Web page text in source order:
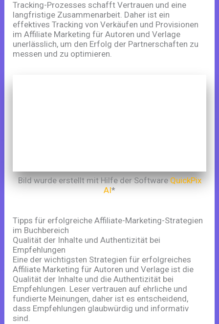
Tracking-Prozesses schafft Vertrauen und eine
langfristige Zusammenarbeit. Daher ist ein
effektives Tracking von Verkäufen und Provisionen
im Affiliate Marketing für Autoren und Verlage
unerlässlich, um den Erfolg der Partnerschaften zu
messen und zu optimieren.
Bild wurde erstellt mit Hilfe der SoftwareQuickPix
AI*
Tipps für erfolgreiche Affiliate-Marketing-Strategien
im Buchbereich
Qualität der Inhalte und Authentizität bei
Empfehlungen
Eine der wichtigsten Strategien für erfolgreiches
Affiliate Marketing für Autoren und Verlage ist die
Qualität der Inhalte und die Authentizität bei
Empfehlungen. Leser vertrauen auf ehrliche und
fundierte Meinungen, daher ist es entscheidend,
dass Empfehlungen glaubwürdig und informativ
sind.